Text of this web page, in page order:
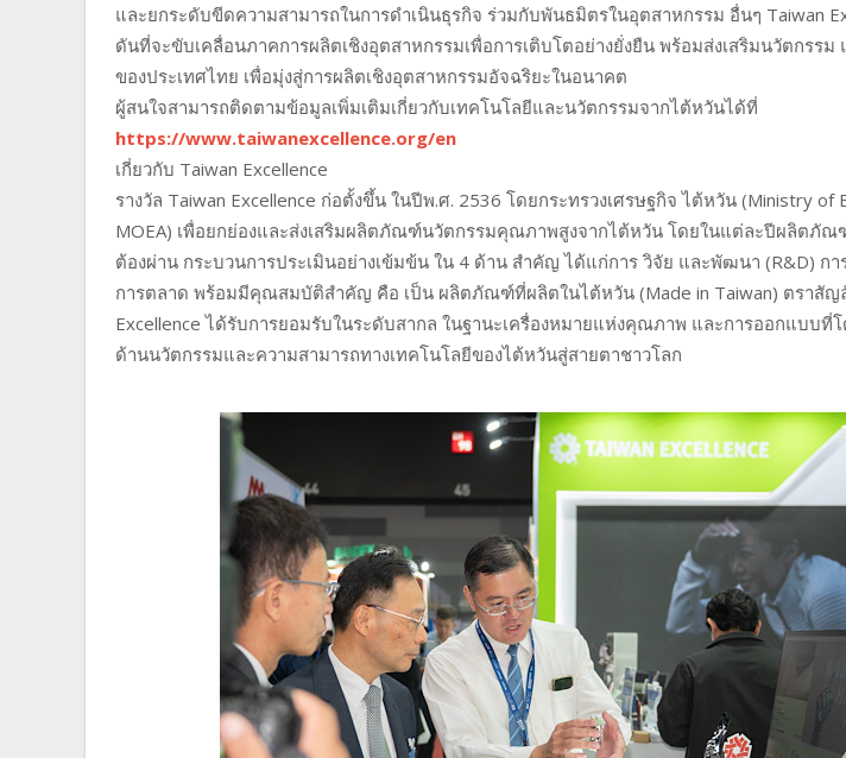
และยกระดับขีดความสามารถในการดำเนินธุรกิจ ร่วมกับพันธมิตรในอุตสาหกรรม อื่นๆ Taiwan
ดันที่จะขับเคลื่อนภาคการผลิตเชิงอุตสาหกรรมเพื่อการเติบโตอย่างยั่งยืน พร้อมส่งเสริมนวัตกรร
ของประเทศไทย เพื่อมุ่งสู่การผลิตเชิงอุตสาหกรรมอัจฉริยะในอนาคต
ผู้สนใจสามารถติดตามข้อมูลเพิ่มเติมเกี่ยวกับเทคโนโลยีและนวัตกรรมจากไต้หวันได้ที่
https://www.taiwanexcellence.org/en
เกี่ยวกับ Taiwan Excellence
รางวัล Taiwan Excellence ก่อตั้งขึ้น ในปีพ.ศ. 2536 โดยกระทรวงเศรษฐกิจ ไต้หวัน (Ministry of
MOEA) เพื่อยกย่องและส่งเสริมผลิตภัณฑ์นวัตกรรมคุณภาพสูงจากไต้หวัน โดยในแต่ละปีผลิตภัณ
ต้องผ่าน กระบวนการประเมินอย่างเข้มข้น ใน 4 ด้าน สำคัญ ได้แก่การ วิจัย และพัฒนา (R&D)
การตลาด พร้อมมีคุณสมบัติสำคัญ คือ เป็น ผลิตภัณฑ์ที่ผลิตในไต้หวัน (Made in Taiwan) ตราสัญ
Excellence ได้รับการยอมรับในระดับสากล ในฐานะเครื่องหมายแห่งคุณภาพ และการออกแบบที่
ด้านนวัตกรรมและความสามารถทางเทคโนโลยีของไต้หวันสู่สายตาชาวโลก